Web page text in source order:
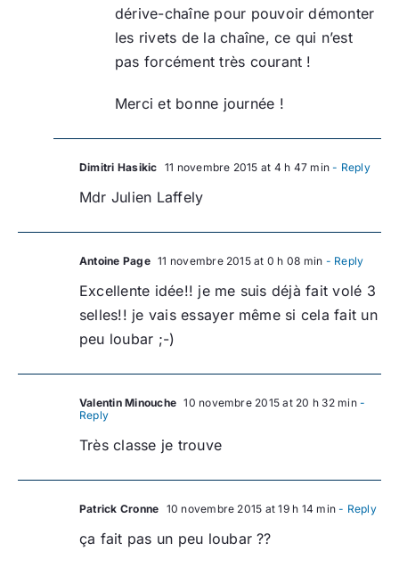
dérive-chaîne pour pouvoir démonter
les rivets de la chaîne, ce qui n’est
pas forcément très courant !
Merci et bonne journée !
Dimitri Hasikic 11 novembre 2015 at 4 h 47 min - Reply
Mdr Julien Laffely
Antoine Page 11 novembre 2015 at 0 h 08 min - Reply
Excellente idée!! je me suis déjà fait volé 3
selles!! je vais essayer même si cela fait un
peu loubar ;-)
Valentin Minouche 10 novembre 2015 at 20 h 32 min-
Reply
Très classe je trouve
Patrick Cronne 10 novembre 2015 at 19 h 14 min - Reply
ça fait pas un peu loubar ??